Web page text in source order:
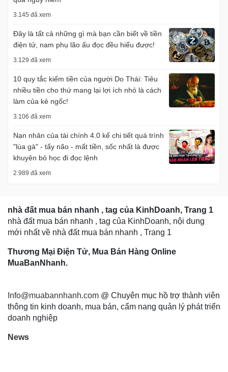
3.145 đã xem
Đây là tất cả những gì mà bạn cần biết về tiền
điện tử, nam phụ lão ấu đọc đều hiểu được!
3.129 đã xem
10 quy tắc kiếm tiền của người Do Thái: Tiêu
nhiều tiền cho thứ mang lại lợi ích nhỏ là cách
làm của kẻ ngốc!
3.106 đã xem
Nạn nhân của tài chính 4.0 kể chi tiết quá trình
"lùa gà" - tẩy não - mất tiền, sốc nhất là được
khuyên bỏ học đi đọc lệnh
2.989 đã xem
nhà đất mua bán nhanh , tag của KinhDoanh, Trang 1
nhà đất mua bán nhanh , tag của KinhDoanh, nội dung
mới nhất về nhà đất mua bán nhanh , Trang 1
Thương Mại Điện Tử, Mua Bán Hàng Online
MuaBanNhanh.
Info@muabannhanh.com @ Chuyên mục hồ trợ thành viên
thông tin kinh doanh, mua bán, cẩm nang quản lý phát triển
doanh nghiệp
News